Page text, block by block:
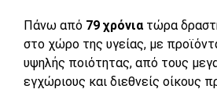
Πάνω από 79 χρόνια τώρα
στο χώρο της υγείας, με
υψηλής ποιότητας, από τους
εγχώριους και διεθνείς οίκους